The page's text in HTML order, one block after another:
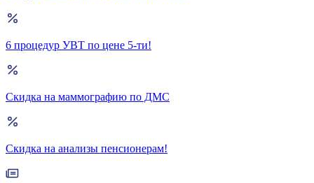
6 процедур УВТ по цене 5-ти!
Скидка на маммографию по ДМС
Скидка на анализы пенсионерам!